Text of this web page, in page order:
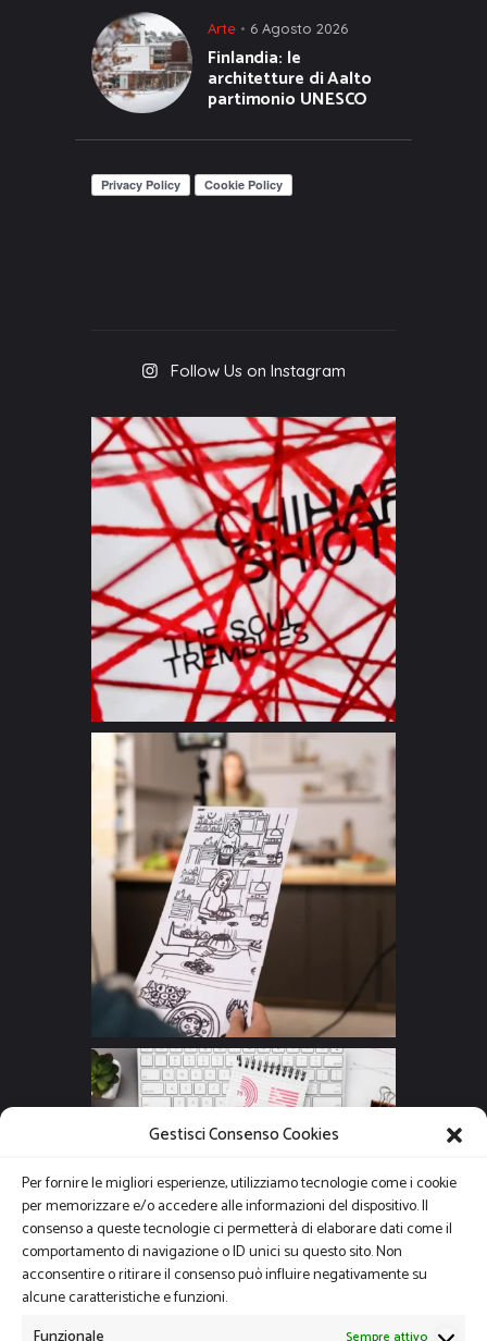
Gestisci Consenso Cookies
Per fornire le migliori esperienze, utilizziamo tecnologie come i cookie
per memorizzare e/o accedere alle informazioni del dispositivo. Il
consenso a queste tecnologie ci permetterà di elaborare dati come il
comportamento di navigazione o ID unici su questo sito. Non
acconsentire o ritirare il consenso può influire negativamente su
alcune caratteristiche e funzioni.
Arte 6 Agosto 2026
Finlandia: le
architetture di Aalto
partimonio UNESCO
Follow Us on Instagram